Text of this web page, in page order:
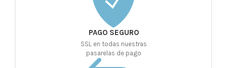
PAGO SEGURO
SSL en todas nuestras
pasarelas de pago